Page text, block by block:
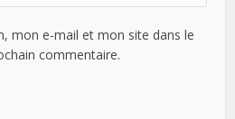
mon e-mail et mon site dans le
commentaire.